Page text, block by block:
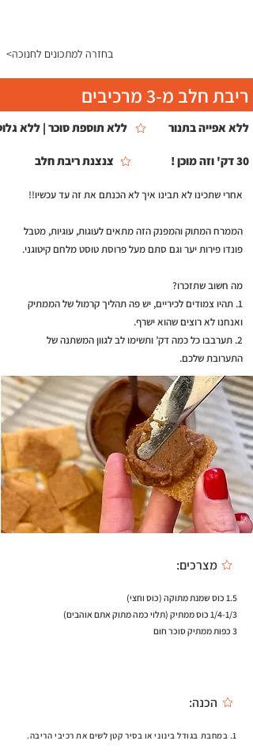
<בחזרה למתכונים לחנוכה
ללא תוספת סוכר | ללא ללא אפייה בתנור
30 דק' וזה מוכן ! צנצנת ריבת חלב
ריבת חלב מ-3 מרכיבים
אחרי שתכינו לא תבינו איך לא הכנתם את זה עד עכשיו!!
הממרח המתוק והמפנק הזה מתאים לעוגות, עוגיות, מטבל
פונדו פירות יער וגם סתם מעל פרוסת טוסט מלחם קיטוגני.
מה חשוב שתזכרו?
1. תהיו צמודים לכיריים, יש פה תהליך קרמול של הממתיק
ואנחנו לא רוצים שהוא ישרף.
2. תערבבו כל כמה דק’ ותשימו לב לגוון המשתנה של
התערובת שלכם.
מצרכים:
1.5 כוס שמנת מתוקה (כוס וחצי)
1/4-1/3 כוס ממתיק (תלוי כמה מתוק אתם אוהבים)
3 כפות ממתיק סוכר חום
הכנה:
1. במחבת בגודל בינוני או בסיר קטן לשים את רכיבי הריבה.